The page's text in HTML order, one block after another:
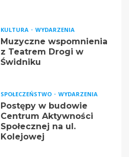
KULTURA WYDARZENIA
Muzyczne wspomnienia
z Teatrem Drogi w
Świdniku
SPOŁECZEŃSTWO WYDARZENIA
Postępy w budowie
Centrum Aktywności
Społecznej na ul.
Kolejowej